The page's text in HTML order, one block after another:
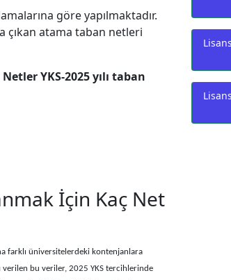
göre yapılmaktadır.
çıkan atama taban netleri
YKS-2025 yılı taban
İçin Kaç Net
farklı üniversitelerdeki kontenjanlara
verilen bu veriler, 2025 YKS tercihlerinde